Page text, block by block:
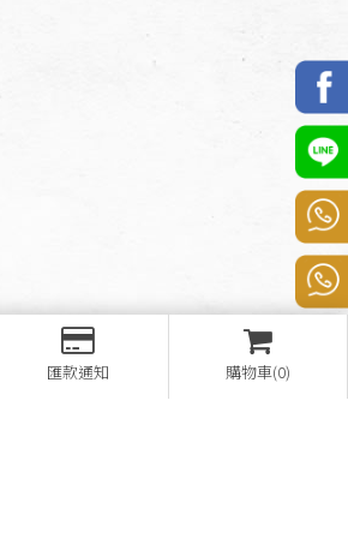
匯款通知 購物車(0)